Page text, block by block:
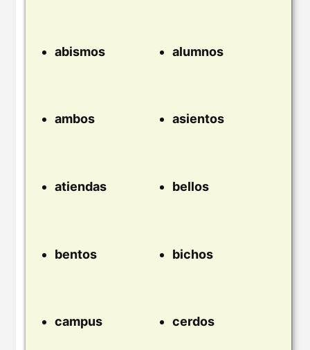
abismos alumnos
ambos asientos
atiendas bellos
bentos bichos
campus cerdos